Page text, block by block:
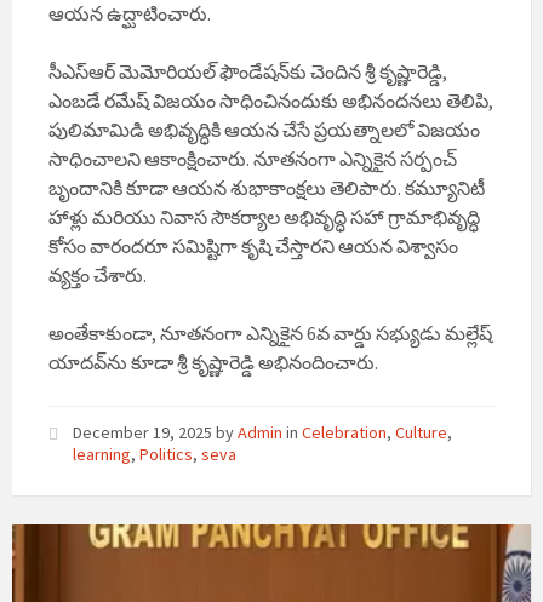
ఆయన ఉద్ఘాటించారు.
సీఎస్ఆర్ మెమోరియల్ ఫౌండేషన్‌కు చెందిన శ్రీ కృష్ణారెడ్డి,
ఎంబడే రమేష్ విజయం సాధించినందుకు అభినందనలు తెలిపి,
పులిమామిడి అభివృద్ధికి ఆయన చేసే ప్రయత్నాలలో విజయం
సాధించాలని ఆకాంక్షించారు. నూతనంగా ఎన్నికైన సర్పంచ్
బృందానికి కూడా ఆయన శుభాకాంక్షలు తెలిపారు. కమ్యూనిటీ
హాళ్లు మరియు నివాస సౌకర్యాల అభివృద్ధి సహా గ్రామాభివృద్ధి
కోసం వారందరూ సమిష్టిగా కృషి చేస్తారని ఆయన విశ్వాసం
వ్యక్తం చేశారు.
అంతేకాకుండా, నూతనంగా ఎన్నికైన 6వ వార్డు సభ్యుడు మల్లేష్
యాదవ్‌ను కూడా శ్రీ కృష్ణారెడ్డి అభినందించారు.
December 19, 2025 byAdmin in Celebration, Culture,
learning, Politics, seva